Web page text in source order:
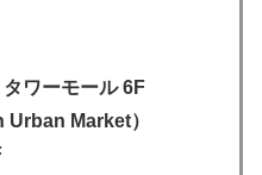
タワーモール 6F
Urban Market）